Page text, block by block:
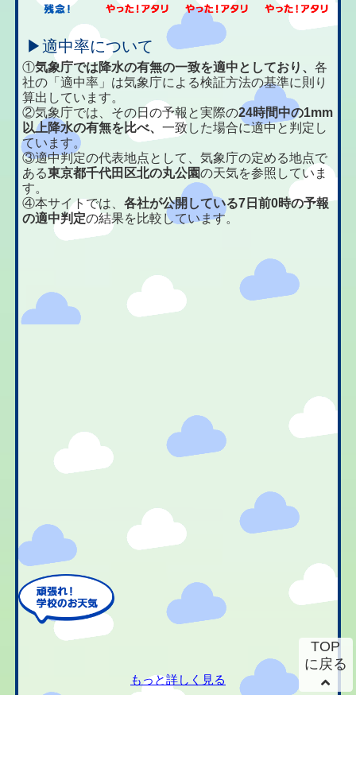
▶適中率について
①気象庁では降水の有無の一致を適中としており、各
社の「適中率」は気象庁による検証方法の基準に則り
算出しています。
②気象庁では、その日の予報と実際の24時間中の1mm
以上降水の有無を比べ、一致した場合に適中と判定し
ています。
③適中判定の代表地点として、気象庁の定める地点で
ある東京都千代田区北の丸公園の天気を参照していま
す。
④本サイトでは、各社が公開している7日前0時の予報
の適中判定の結果を比較しています。
もっと詳しく見る
TOP
に戻る